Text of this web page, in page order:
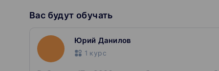
Вас будут обучать
Юрий Данилов
1 курс